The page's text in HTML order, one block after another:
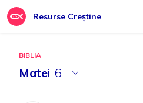
Resurse Creștine
BIBLIA
Matei 6